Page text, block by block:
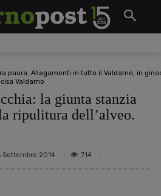
paura. Allagamenti in tutto il Valdarno, in
Valdarno
la giunta stanzia
ripulitura dell’alveo.
Settembre 2014 714